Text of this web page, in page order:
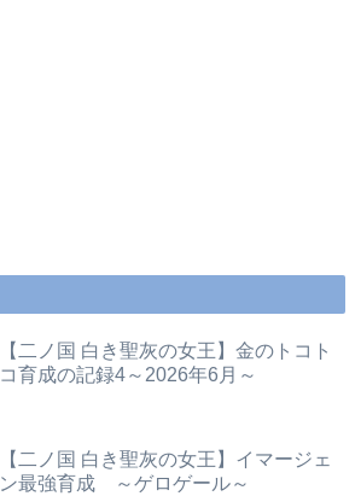
【二ノ国 白き聖灰の女王】金のトコト
コ育成の記録4～2026年6月～
【二ノ国 白き聖灰の女王】イマージェ
ン最強育成 ～ゲロゲール～